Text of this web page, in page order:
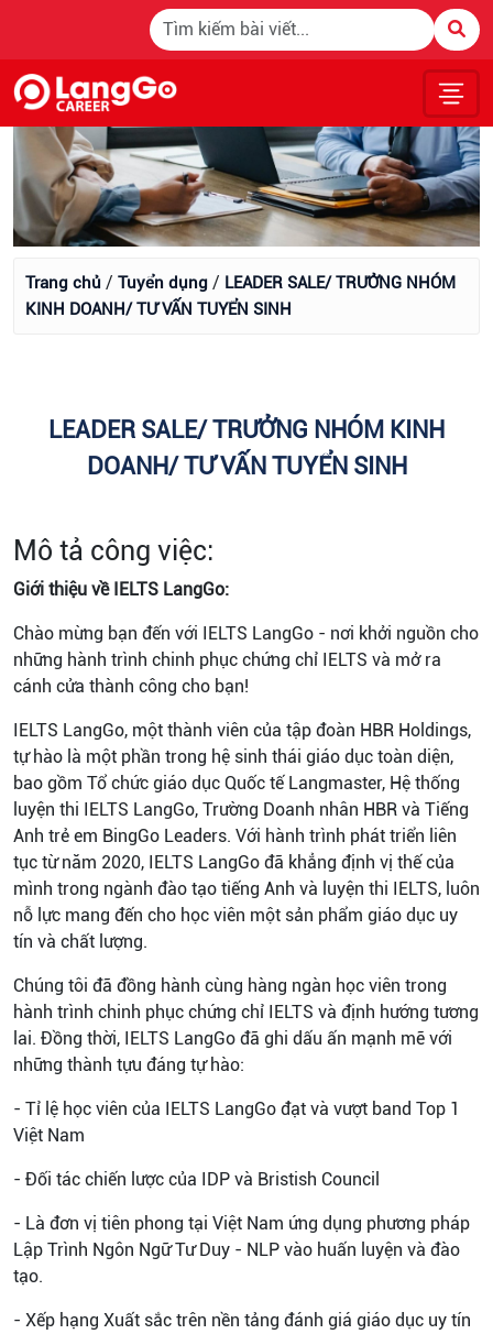
Trang chủ / Tuyển dụng / LEADER SALE/ TRƯỞNG NHÓM
KINH DOANH/ TƯ VẤN TUYỂN SINH
LEADER SALE/ TRƯỞNG NHÓM KINH
DOANH/ TƯ VẤN TUYỂN SINH
Mô tả công việc:
Giới thiệu về IELTS LangGo:
Chào mừng bạn đến với IELTS LangGo - nơi khởi nguồn cho
những hành trình chinh phục chứng chỉ IELTS và mở ra
cánh cửa thành công cho bạn!
IELTS LangGo, một thành viên của tập đoàn HBR Holdings,
tự hào là một phần trong hệ sinh thái giáo dục toàn diện,
bao gồm Tổ chức giáo dục Quốc tế Langmaster, Hệ thống
luyện thi IELTS LangGo, Trường Doanh nhân HBR và Tiếng
Anh trẻ em BingGo Leaders. Với hành trình phát triển liên
tục từ năm 2020, IELTS LangGo đã khẳng định vị thế của
mình trong ngành đào tạo tiếng Anh và luyện thi IELTS, luôn
nỗ lực mang đến cho học viên một sản phẩm giáo dục uy
tín và chất lượng.
Chúng tôi đã đồng hành cùng hàng ngàn học viên trong
hành trình chinh phục chứng chỉ IELTS và định hướng tương
lai. Đồng thời, IELTS LangGo đã ghi dấu ấn mạnh mẽ với
những thành tựu đáng tự hào:
- Tỉ lệ học viên của IELTS LangGo đạt và vượt band Top 1
Việt Nam
- Đối tác chiến lược của IDP và Bristish Council
- Là đơn vị tiên phong tại Việt Nam ứng dụng phương pháp
Lập Trình Ngôn Ngữ Tư Duy - NLP vào huấn luyện và đào
tạo.
- Xếp hạng Xuất sắc trên nền tảng đánh giá giáo dục uy tín